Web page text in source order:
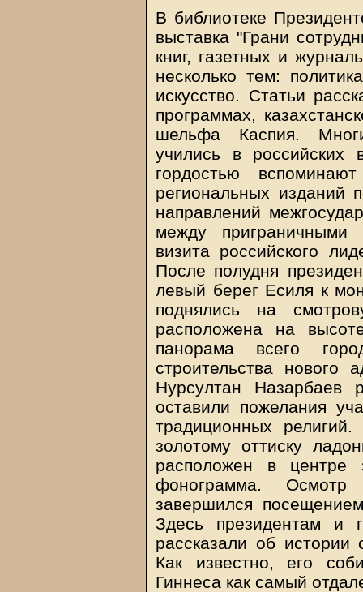
В библиотеке
выставка "Грани
книг, газетных и
несколько тем:
искусство. Статьи
программах,
шельфа Каспия.
учились в
гордостью
региональных изданий
направлений
между приграничными
визита российского
После полудня
левый берег Есиля к
поднялись на
расположена на
панорама всего
строительства нового
Нурсултан Назарбаев
оставили пожелания
традиционных
золотому оттиску
расположен в центре
фонограмма. Осмотр
завершился
Здесь президентам и
рассказали об истории
Как известно, его
Гиннеса как самый